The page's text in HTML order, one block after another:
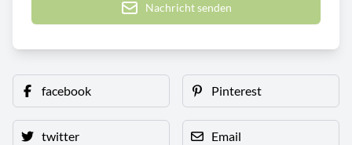
Nachricht senden
facebook Pinterest
twitter Email